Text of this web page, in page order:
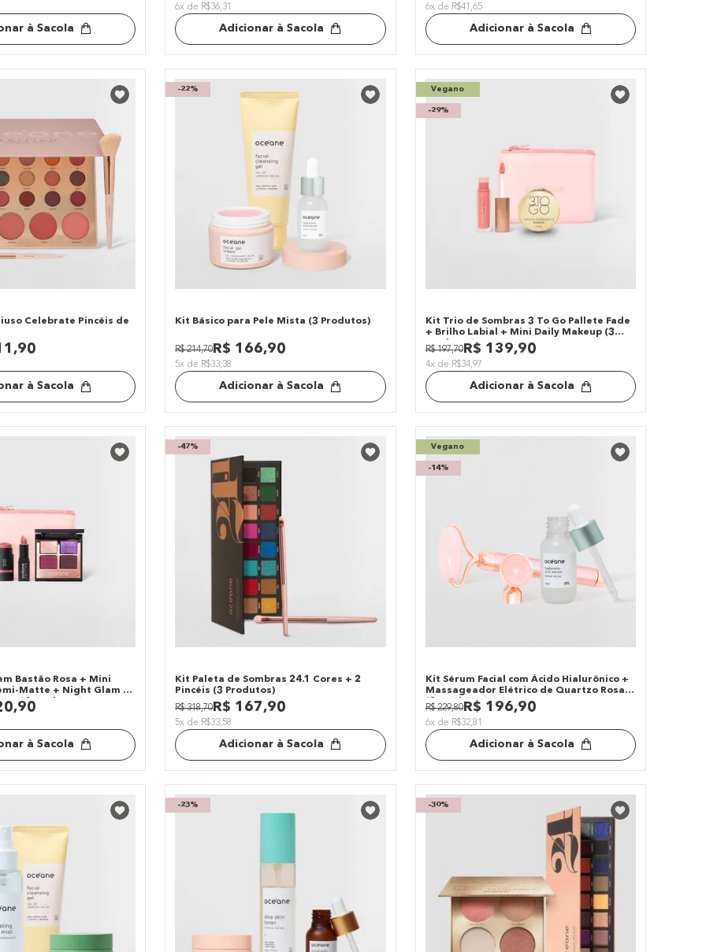
à Sacola
6x de R$36,31
Adicionar à Sacola
6x de R$41,65
Adicionar à Sacola
Celebrate Pincéis de
,90
à Sacola
-22%
Kit Básico para Pele Mista (3 Produtos)
R$ 214,70R$ 166,90
5x de R$33,38
Adicionar à Sacola
Vegano
-29%
Kit Trio de Sombras 3 To Go Pallete Fade
+ Brilho Labial + Mini Daily Makeup (3
Produtos)
R$ 197,70R$ 139,90
4x de R$34,97
Adicionar à Sacola
Bastão Rosa + Mini
Matte + Night Glam +
(4 Produtos)
,90
à Sacola
-47%
Kit Paleta de Sombras 24.1 Cores + 2
Pincéis (3 Produtos)
R$ 318,70R$ 167,90
5x de R$33,58
Adicionar à Sacola
Vegano
-14%
Kit Sérum Facial com Ácido Hialurônico +
Massageador Elétrico de Quartzo Rosa
(2 Produtos)
R$ 229,80R$ 196,90
6x de R$32,81
Adicionar à Sacola
-23% -30%